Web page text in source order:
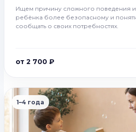
Ищем причину сложного поведения
ребёнка более безопасному и
сообщать о своих потребностях.
от 2 700 ₽
1–4 года